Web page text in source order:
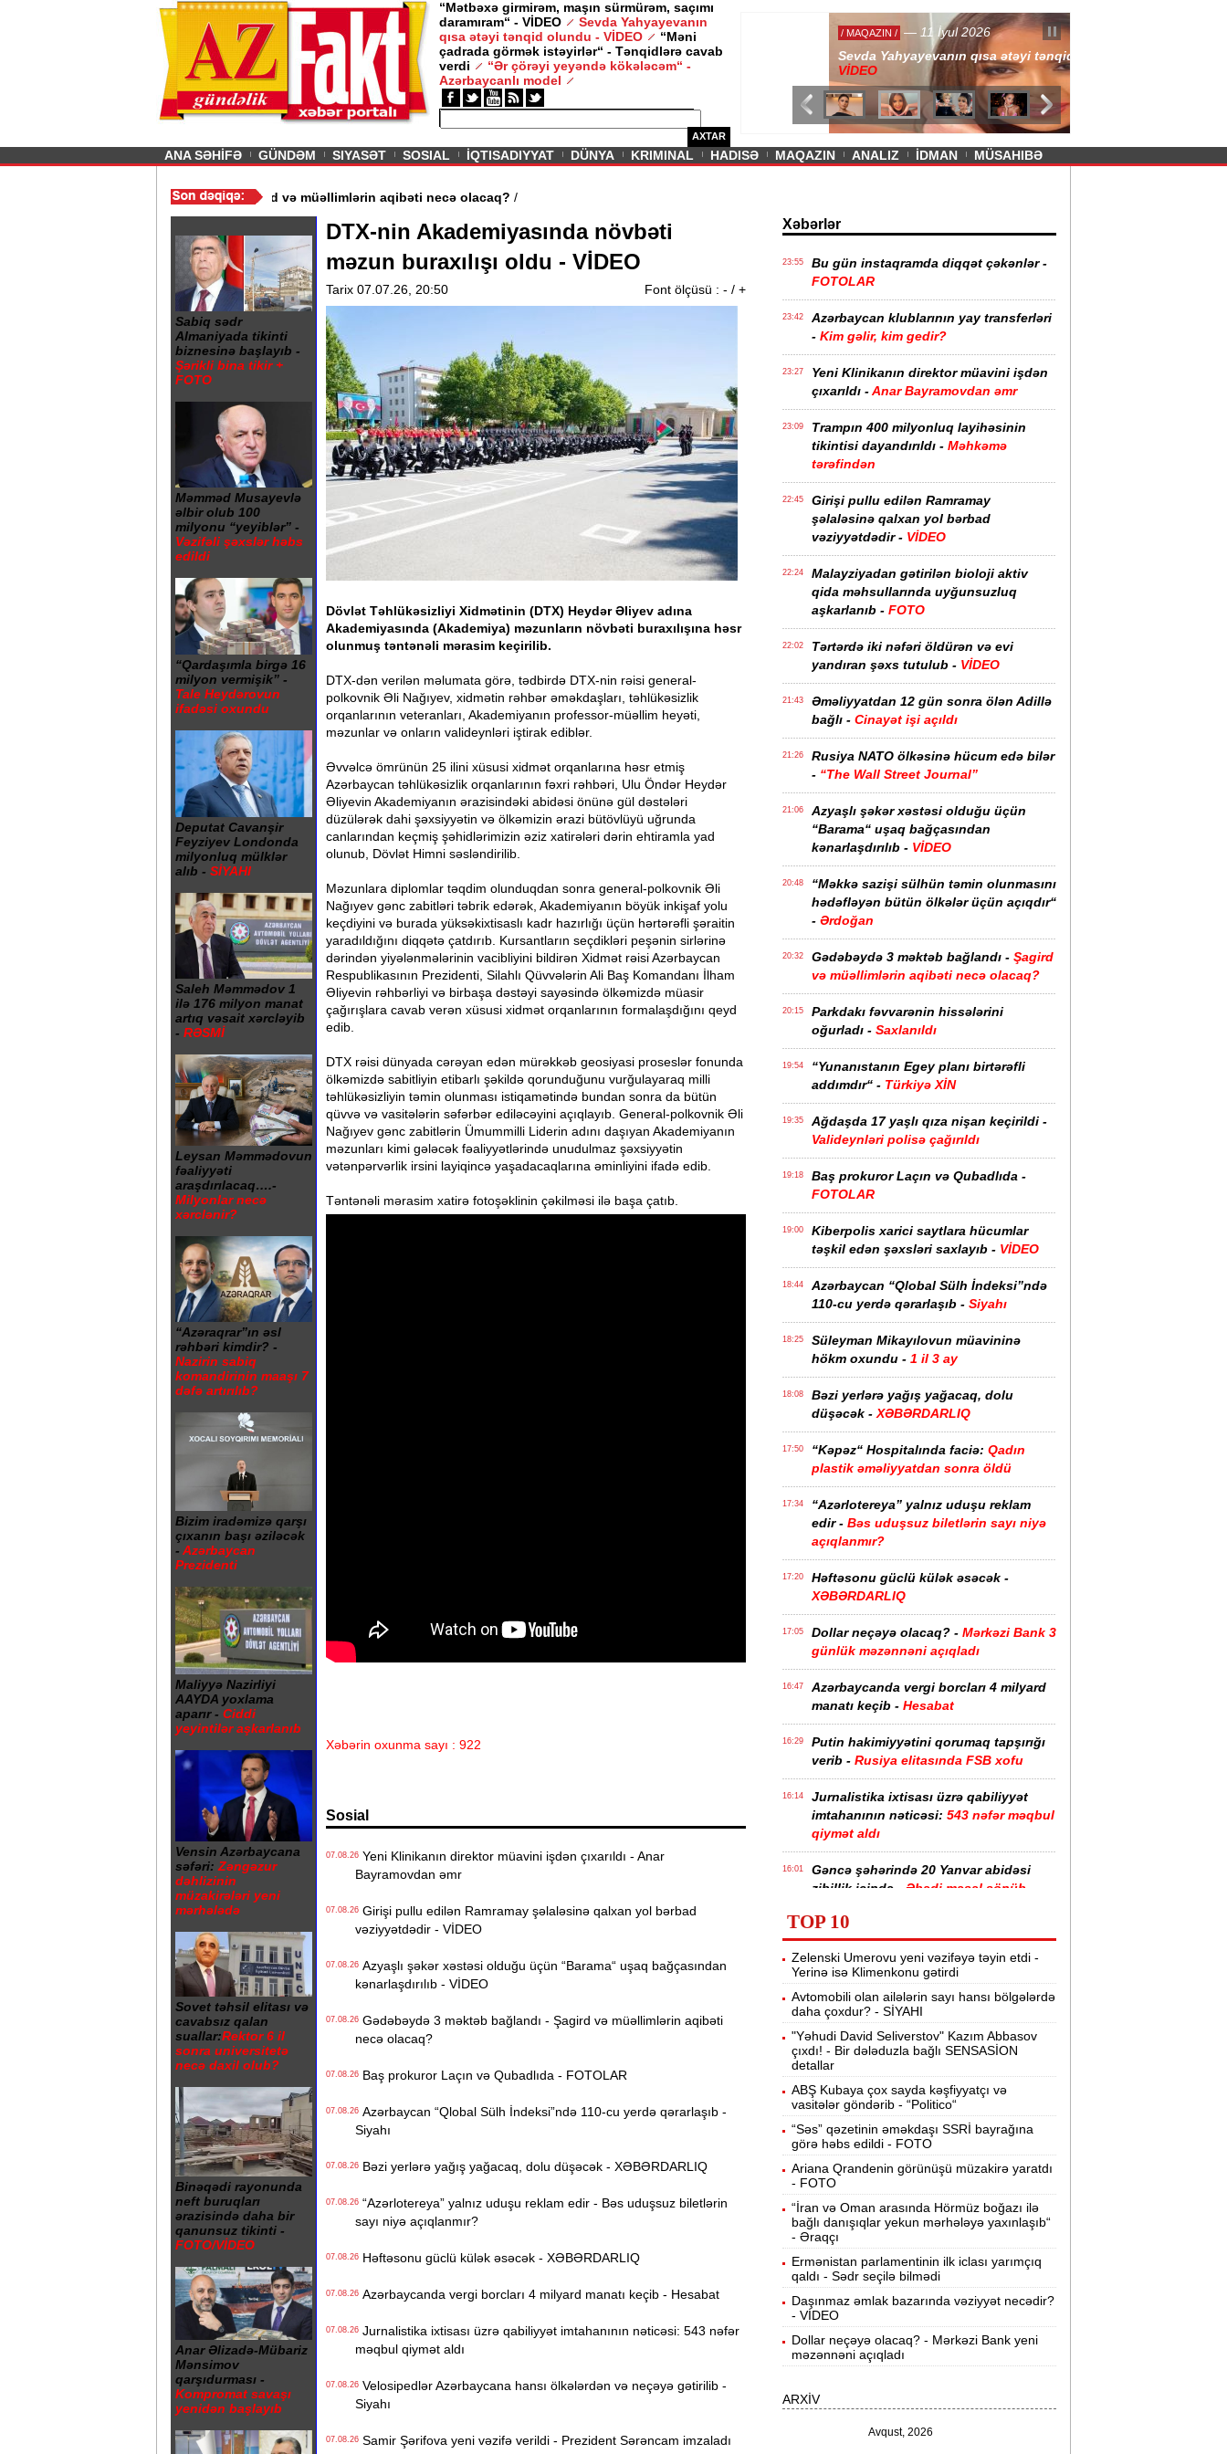
“Mətbəxə girmirəm, maşın sürmürəm, saçımı
daramıram“ - VİDEO
Sevda Yahyayevanın
qısa ətəyi tənqid olundu - VİDEO
“Məni
çadrada görmək istəyirlər“ - Tənqidlərə cavab
verdi
“Ər çörəyi yeyəndə kökələcəm“ -
Azərbaycanlı model
AXTAR
— 11 İyul 2026
Sevda Yahyayevanın qısa ətəyi tənqid olundu -
Previous
ANA SƏHİFƏ GÜNDƏM SIYASƏT SOSIAL İQTISADIYYAT DÜNYA KRIMINAL HADISƏ MAQAZIN ANALIZ İDMAN MÜSAHIBƏ
Gədəbəydə 3 məktəb bağlandı - Şagird və müəllimlərin aqibəti necə olacaq?
Sabiq sədr
Almaniyada tikinti
biznesinə başlayıb -
Şərikli bina tikir +
FOTO
Məmməd Musayevlə
əlbir olub 100
milyonu “yeyiblər” -
Vəzifəli şəxslər həbs
edildi
“Qardaşımla birgə 16
milyon vermişik” -
Tale Heydərovun
ifadəsi oxundu
Deputat Cavanşir
Feyziyev Londonda
milyonluq mülklər
alıb - SİYAHI
Saleh Məmmədov 1
ilə 176 milyon manat
artıq vəsait xərcləyib
- RƏSMİ
Leysan Məmmədovun
fəaliyyəti
araşdırılacaq….-
Milyonlar necə
xərclənir?
“Azəraqrar”ın əsl
rəhbəri kimdir? -
Nazirin sabiq
komandirinin maaşı 7
dəfə artırılıb?
Bizim iradəmizə qarşı
çıxanın başı əziləcək
- Azərbaycan
Prezidenti
Maliyyə Nazirliyi
AAYDA yoxlama
aparır - Ciddi
yeyintilər aşkarlanıb
Vensin Azərbaycana
səfəri: Zəngəzur
dəhlizinin
müzakirələri yeni
mərhələdə
Sovet təhsil elitası və
cavabsız qalan
suallar:Rektor 6 il
sonra universitetə
necə daxil olub?
Binəqədi rayonunda
neft buruqları
ərazisində daha bir
qanunsuz tikinti -
FOTO/VİDEO
Anar Əlizadə-Mübariz
Mənsimov
qarşıdurması -
Kompromat savaşı
yenidən başlayıb
DTX-nin Akademiyasında növbəti
məzun buraxılışı oldu - VİDEO
Tarix 07.07.26, 20:50 Font ölçüsü : - / +
Dövlət Təhlükəsizliyi Xidmətinin (DTX) Heydər Əliyev adına
Akademiyasında (Akademiya) məzunların növbəti buraxılışına həsr
olunmuş təntənəli mərasim keçirilib.
DTX-dən verilən məlumata görə, tədbirdə DTX-nin rəisi general-
polkovnik Əli Nağıyev, xidmətin rəhbər əməkdaşları, təhlükəsizlik
orqanlarının veteranları, Akademiyanın professor-müəllim heyəti,
məzunlar və onların valideynləri iştirak ediblər.
Əvvəlcə ömrünün 25 ilini xüsusi xidmət orqanlarına həsr etmiş
Azərbaycan təhlükəsizlik orqanlarının fəxri rəhbəri, Ulu Öndər Heydər
Əliyevin Akademiyanın ərazisindəki abidəsi önünə gül dəstələri
düzülərək dahi şəxsiyyətin və ölkəmizin ərazi bütövlüyü uğrunda
canlarından keçmiş şəhidlərimizin əziz xatirələri dərin ehtiramla yad
olunub, Dövlət Himni səsləndirilib.
Məzunlara diplomlar təqdim olunduqdan sonra general-polkovnik Əli
Nağıyev gənc zabitləri təbrik edərək, Akademiyanın böyük inkişaf yolu
keçdiyini və burada yüksəkixtisaslı kadr hazırlığı üçün hərtərəfli şəraitin
yaradıldığını diqqətə çatdırıb. Kursantların seçdikləri peşənin sirlərinə
dərindən yiyələnmələrinin vacibliyini bildirən Xidmət rəisi Azərbaycan
Respublikasının Prezidenti, Silahlı Qüvvələrin Ali Baş Komandanı İlham
Əliyevin rəhbərliyi və birbaşa dəstəyi sayəsində ölkəmizdə müasir
çağırışlara cavab verən xüsusi xidmət orqanlarının formalaşdığını qeyd
edib.
DTX rəisi dünyada cərəyan edən mürəkkəb geosiyasi proseslər fonunda
ölkəmizdə sabitliyin etibarlı şəkildə qorunduğunu vurğulayaraq milli
təhlükəsizliyin təmin olunması istiqamətində bundan sonra da bütün
qüvvə və vasitələrin səfərbər ediləcəyini açıqlayıb. General-polkovnik Əli
Nağıyev gənc zabitlərin Ümummilli Liderin adını daşıyan Akademiyanın
məzunları kimi gələcək fəaliyyətlərində unudulmaz şəxsiyyətin
vətənpərvərlik irsini layiqincə yaşadacaqlarına əminliyini ifadə edib.
Təntənəli mərasim xatirə fotoşəklinin çəkilməsi ilə başa çatıb.
Xəbərin oxunma sayı : 922
Sosial
07.08.26Yeni Klinikanın direktor müavini işdən çıxarıldı - Anar
Bayramovdan əmr
07.08.26Girişi pullu edilən Ramramay şəlaləsinə qalxan yol bərbad
vəziyyətdədir - VİDEO
07.08.26Azyaşlı şəkər xəstəsi olduğu üçün “Barama“ uşaq bağçasından
kənarlaşdırılıb - VİDEO
07.08.26Gədəbəydə 3 məktəb bağlandı - Şagird və müəllimlərin aqibəti
necə olacaq?
07.08.26Baş prokuror Laçın və Qubadlıda - FOTOLAR
07.08.26Azərbaycan “Qlobal Sülh İndeksi”ndə 110-cu yerdə qərarlaşıb -
Siyahı
07.08.26Bəzi yerlərə yağış yağacaq, dolu düşəcək - XƏBƏRDARLIQ
07.08.26“Azərlotereya” yalnız uduşu reklam edir - Bəs uduşsuz biletlərin
sayı niyə açıqlanmır?
07.08.26Həftəsonu güclü külək əsəcək - XƏBƏRDARLIQ
07.08.26Azərbaycanda vergi borcları 4 milyard manatı keçib - Hesabat
07.08.26Jurnalistika ixtisası üzrə qabiliyyət imtahanının nəticəsi: 543 nəfər
məqbul qiymət aldı
07.08.26Velosipedlər Azərbaycana hansı ölkələrdən və neçəyə gətirilib -
Siyahı
07.08.26Samir Şərifova yeni vəzifə verildi - Prezident Sərəncam imzaladı
Xəbərlər
23:55
Bu gün instaqramda diqqət çəkənlər -
FOTOLAR
23:42
Azərbaycan klublarının yay transferləri
- Kim gəlir, kim gedir?
23:27
Yeni Klinikanın direktor müavini işdən
çıxarıldı -Anar Bayramovdan əmr
23:09
Trampın 400 milyonluq layihəsinin
tikintisi dayandırıldı - Məhkəmə
tərəfindən
22:45
Girişi pullu edilən Ramramay
şəlaləsinə qalxan yol bərbad
vəziyyətdədir - VİDEO
22:24
Malayziyadan gətirilən bioloji aktiv
qida məhsullarında uyğunsuzluq
aşkarlanıb - FOTO
22:02
Tərtərdə iki nəfəri öldürən və evi
yandıran şəxs tutulub - VİDEO
21:43
Əməliyyatdan 12 gün sonra ölən Adillə
bağlı - Cinayət işi açıldı
21:26
Rusiya NATO ölkəsinə hücum edə bilər
- “The Wall Street Journal”
21:06
Azyaşlı şəkər xəstəsi olduğu üçün
“Barama“ uşaq bağçasından
kənarlaşdırılıb - VİDEO
20:48
“Məkkə sazişi sülhün təmin olunmasını
hədəfləyən bütün ölkələr üçün açıqdır“
- Ərdoğan
20:32 Gədəbəydə 3 məktəb bağlandı - Şagird
və müəllimlərin aqibəti necə olacaq?
20:15
Parkdakı fəvvarənin hissələrini
oğurladı - Saxlanıldı
19:54
“Yunanıstanın Egey planı birtərəfli
addımdır“ - Türkiyə XİN
19:35
Ağdaşda 17 yaşlı qıza nişan keçirildi -
Valideynləri polisə çağırıldı
19:18
Baş prokuror Laçın və Qubadlıda -
FOTOLAR
19:00
Kiberpolis xarici saytlara hücumlar
təşkil edən şəxsləri saxlayıb - VİDEO
18:44
Azərbaycan “Qlobal Sülh İndeksi”ndə
110-cu yerdə qərarlaşıb - Siyahı
18:25
Süleyman Mikayılovun müavininə
hökm oxundu - 1 il 3 ay
18:08
Bəzi yerlərə yağış yağacaq, dolu
düşəcək - XƏBƏRDARLIQ
17:50 “Kəpəz“ Hospitalında faciə: Qadın
plastik əməliyyatdan sonra öldü
17:34
“Azərlotereya” yalnız uduşu reklam
edir - Bəs uduşsuz biletlərin sayı niyə
açıqlanmır?
17:20
Həftəsonu güclü külək əsəcək -
XƏBƏRDARLIQ
17:05 Dollar neçəyə olacaq? - Mərkəzi Bank 3
günlük məzənnəni açıqladı
16:47
Azərbaycanda vergi borcları 4 milyard
manatı keçib - Hesabat
16:29
Putin hakimiyyətini qorumaq tapşırığı
verib - Rusiya elitasında FSB xofu
16:14
Jurnalistika ixtisası üzrə qabiliyyət
imtahanının nəticəsi: 543 nəfər məqbul
qiymət aldı
16:01
Gəncə şəhərində 20 Yanvar abidəsi
zibillik içində - Əbədi məşəl sönüb
15:45
Pakistan, Səudiyyə Ərəbistanı və
Türkiyə saziş imzalayıb -Birgə müdafiə
haqqında
15:28
“Tarqovı”dakı yanğın məhdudlaşdırıldı
-VİDEOLAR
15:13
Velosipedlər Azərbaycana hansı
ölkələrdən və neçəyə gətirilib -
14:59
Pərvin Abıyeva son görünüşü diqqət
çəkdi - FOTOLAR
14:43
Bakıda 70 min manatlıq naqil
oğurlayan şəxs tutuldu -VİDEO
14:26
Samir Şərifova yeni vəzifə verildi -
Prezident Sərəncam imzaladı
14:11 Tovuzda qadın qətlə yetirildi -Şübhəli
qardaşı oğludur
13:56 39 dərəcə isti olacaq -Sabaha olan
hava proqnozu
13:40
Prezident bu səfirlərin yerini dəyişdi -
TOP 10
Zelenski Umerovu yeni vəzifəyə təyin etdi -
Yerinə isə Klimenkonu gətirdi
Avtomobili olan ailələrin sayı hansı bölgələrdə
daha çoxdur? - SİYAHI
"Yəhudi David Seliverstov" Kazım Abbasov
çıxdı! - Bir dələduzla bağlı SENSASİON
detallar
ABŞ Kubaya çox sayda kəşfiyyatçı və
vasitələr göndərib - “Politico“
“Səs” qəzetinin əməkdaşı SSRİ bayrağına
görə həbs edildi - FOTO
Ariana Qrandenin görünüşü müzakirə yaratdı
- FOTO
“İran və Oman arasında Hörmüz boğazı ilə
bağlı danışıqlar yekun mərhələyə yaxınlaşıb“
- Əraqçı
Ermənistan parlamentinin ilk iclası yarımçıq
qaldı - Sədr seçilə bilmədi
Daşınmaz əmlak bazarında vəziyyət necədir?
- VİDEO
Dollar neçəyə olacaq? - Mərkəzi Bank yeni
məzənnəni açıqladı
ARXİV
Avqust, 2026